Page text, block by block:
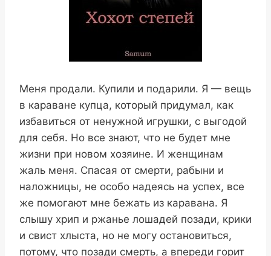
Меня продали. Купили и подарили. Я — вещь
в караване купца, который придумал, как
избавиться от ненужной игрушки, с выгодой
для себя. Но все знают, что не будет мне
жизни при новом хозяине. И женщинам
жаль меня. Спасая от смерти, рабыни и
наложницы, не особо надеясь на успех, все
же помогают мне бежать из каравана. Я
слышу хрип и ржанье лошадей позади, крики
и свист хлыста, но не могу остановиться,
потому, что позади смерть, а впереди горит